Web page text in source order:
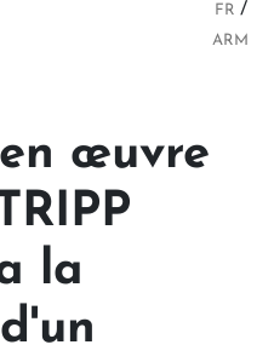
FR
ARM
œuvre
la